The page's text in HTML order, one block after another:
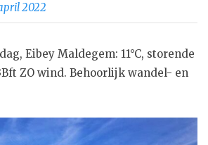
2022
Eibey Maldegem: 11°C, storende
ZO wind. Behoorlijk wandel- en